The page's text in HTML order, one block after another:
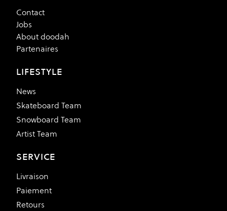
Contact
Jobs
About doodah
Partenaires
LIFESTYLE
News
Skateboard Team
Snowboard Team
Artist Team
SERVICE
Livraison
Paiement
Retours